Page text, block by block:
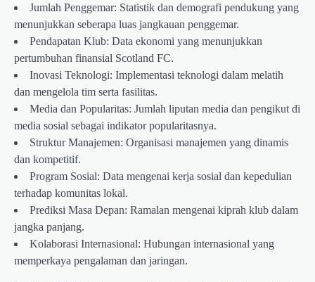
Jumlah Penggemar: Statistik dan demografi pendukung yang
menunjukkan seberapa luas jangkauan penggemar.
Pendapatan Klub: Data ekonomi yang menunjukkan
pertumbuhan finansial Scotland FC.
Inovasi Teknologi: Implementasi teknologi dalam melatih
dan mengelola tim serta fasilitas.
Media dan Popularitas: Jumlah liputan media dan pengikut di
media sosial sebagai indikator popularitasnya.
Struktur Manajemen: Organisasi manajemen yang dinamis
dan kompetitif.
Program Sosial: Data mengenai kerja sosial dan kepedulian
terhadap komunitas lokal.
Prediksi Masa Depan: Ramalan mengenai kiprah klub dalam
jangka panjang.
Kolaborasi Internasional: Hubungan internasional yang
memperkaya pengalaman dan jaringan.